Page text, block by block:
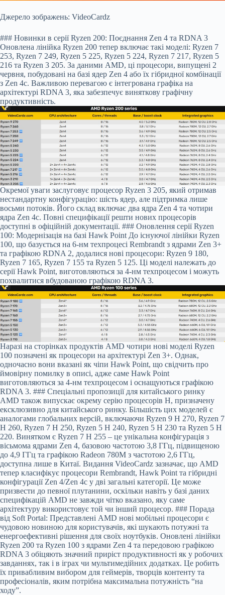
Джерело зображень: VideoCardz
### Новинки в серії Ryzen 200: Поєднання Zen 4 та RDNA 3
Оновлена лінійка Ryzen 200 тепер включає такі моделі: Ryzen 7
253, Ryzen 7 249, Ryzen 5 225, Ryzen 5 224, Ryzen 7 217, Ryzen 5
216 та Ryzen 3 205. За даними AMD, ці процесори, випущені 2
червня, побудовані на базі ядер Zen 4 або їх гібридної комбінації
з Zen 4c. Важливою перевагою є інтегрована графіка на
архітектурі RDNA 3, яка забезпечує виняткову графічну
продуктивність.
Окремої уваги заслуговує процесор Ryzen 3 205, який отримав
нестандартну конфігурацію: шість ядер, але підтримка лише
восьми потоків. Його склад включає два ядра Zen 4 та чотири
ядра Zen 4c. Повні специфікації решти нових процесорів
доступні в офіційній документації. ### Оновлення серії Ryzen
100: Модернізація на базі Hawk Point До існуючої лінійки Ryzen
100, що базується на 6-нм техпроцесі Rembrandt з ядрами Zen 3+
та графікою RDNA 2, додалися нові процесори: Ryzen 9 180,
Ryzen 7 165, Ryzen 7 155 та Ryzen 5 125. Ці моделі належать до
серії Hawk Point, виготовляються за 4-нм техпроцесом і можуть
похвалитися вбудованою графікою RDNA 3.
Наразі на сторінках продуктів AMD чотири нові моделі Ryzen
100 позначені як процесори на архітектурі Zen 3+. Однак,
одночасно вони вказані як чіпи Hawk Point, що свідчить про
ймовірну помилку в описі, адже саме Hawk Point
виготовляються за 4-нм техпроцесом і оснащуються графікою
RDNA 3. ### Спеціальні пропозиції для китайського ринку
AMD також випускає окрему серію процесорів H, призначену
ексклюзивно для китайського ринку. Більшість цих моделей є
аналогами глобальних версій, включаючи Ryzen 9 H 270, Ryzen 7
H 260, Ryzen 7 H 250, Ryzen 5 H 240, Ryzen 5 H 230 та Ryzen 5 H
220. Винятком є Ryzen 7 H 255 – це унікальна конфігурація з
вісьмома ядрами Zen 4, базовою частотою 3,8 ГГц, підвищеною
до 4,9 ГГц та графікою Radeon 780M з частотою 2,6 ГГц,
доступна лише в Китаї. Видання VideoCardz зазначає, що AMD
тепер класифікує процесори Rembrandt, Hawk Point та гібридні
конфігурації Zen 4/Zen 4c у дві загальні категорії. Це може
призвести до певної плутанини, оскільки навіть у базі даних
специфікацій AMD не завжди чітко вказано, яку саме
архітектуру використовує той чи інший процесор. ### Порада
від Soft Portal: Представлені AMD нові мобільні процесори є
чудовою новиною для користувачів, які шукають потужні та
енергоефективні рішення для своїх ноутбуків. Оновлені лінійки
Ryzen 200 та Ryzen 100 з ядрами Zen 4 та передовою графікою
RDNA 3 обіцяють значний приріст продуктивності як у робочих
завданнях, так і в іграх чи мультимедійних додатках. Це робить
їх привабливим вибором для геймерів, творців контенту та
професіоналів, яким потрібна максимальна потужність “на
ходу”.